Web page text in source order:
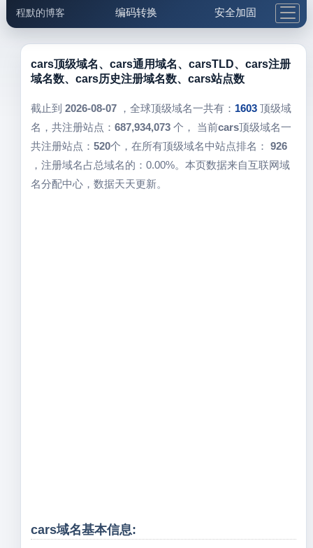
程默的博客 编码转换 安全加固
邮件工具 生活便民 更多工具
5.1支付宝大红包
cars顶级域名、cars通用域名、carsTLD、cars注册
域名数、cars历史注册域名数、cars站点数
截止到 2026-08-07，全球顶级域名一共有： 1603 顶级域
名，共注册站点： 687,934,073 个， 当前cars顶级域名一
共注册站点： 520个，在所有顶级域名中站点排名： 926
，注册域名占总域名的：0.00%。本页数据来自互联网域
名分配中心，数据天天更新。
cars域名基本信息: